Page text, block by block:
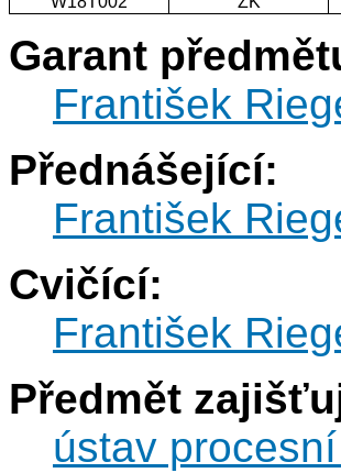
Garant
František
Přednášející:
František
Cvičící:
František
Předmět
ústav